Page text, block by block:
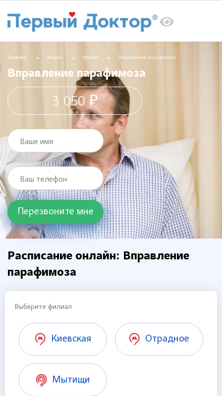
Главная Услуги Уролог Вправление парафимоза
Вправление парафимоза
3 050 ₽
Ваше имя
Ваш телефон
Расписание онлайн: Вправление
парафимоза
Выберите филиал
Киевская Отрадное
Мытищи